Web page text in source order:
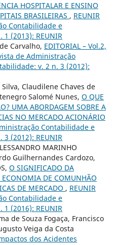
HOSPITALAR E ENSINO
BRASILEIRAS , REUNIR
Contabilidade e
(2013): REUNIR
Carvalho, EDITORIAL – Vol.2,
de Administração
v. 2 n. 3 (2012):
Claudilene Chaves de
Salomé Nunes, O QUE
UMA ABORDAGEM SOBRE A
NO MERCADO ACIONÁRIO
Contabilidade e
(2012): REUNIR
MARINHO
Guilhernandes Cardozo,
O SIGNIFICADO DA
DE COMUNHÃO
DE MERCADO , REUNIR
Contabilidade e
(2016): REUNIR
de Souza Fogaça, Francisco
Veiga da Costa
dos Acidentes